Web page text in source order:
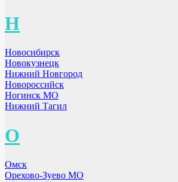
Н
Новосибирск
Новокузнецк
Нижний Новгород
Новороссийск
Ногинск МО
Нижний Тагил
О
Омск
Орехово-Зуево МО